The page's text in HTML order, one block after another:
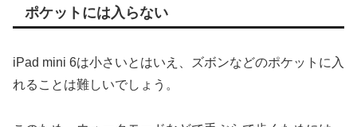
ポケットには入らない
iPad mini 6は小さいとはいえ、ズボンなどのポケットに入
れることは難しいでしょう。